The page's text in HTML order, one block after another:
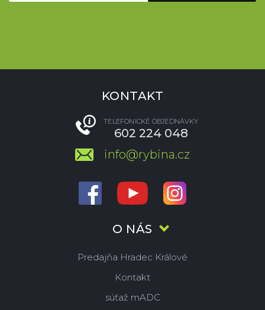
O NÁS
Predajňa Hradec Králové
Kontakt
súťaž mADC
KONTAKT
TELEFONICKÉ OBJEDNÁVKY
602 224 048
info@rybina.cz